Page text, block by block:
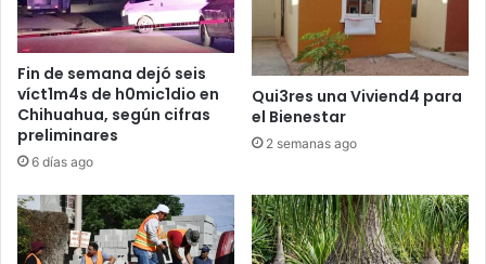
Fin de semana dejó seis
víct1m4s de h0mic1dio en
Chihuahua, según cifras
preliminares
6 días ago
Qui3res una Viviend4 para
el Bienestar
2 semanas ago